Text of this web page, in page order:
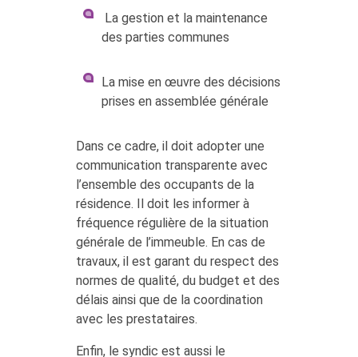
La gestion et la maintenance
des parties communes
La mise en œuvre des décisions
prises en assemblée générale
Dans ce cadre, il doit adopter une
communication transparente avec
l’ensemble des occupants de la
résidence. Il doit les informer à
fréquence régulière de la situation
générale de l’immeuble. En cas de
travaux, il est garant du respect des
normes de qualité, du budget et des
délais ainsi que de la coordination
avec les prestataires.
Enfin, le syndic est aussi le